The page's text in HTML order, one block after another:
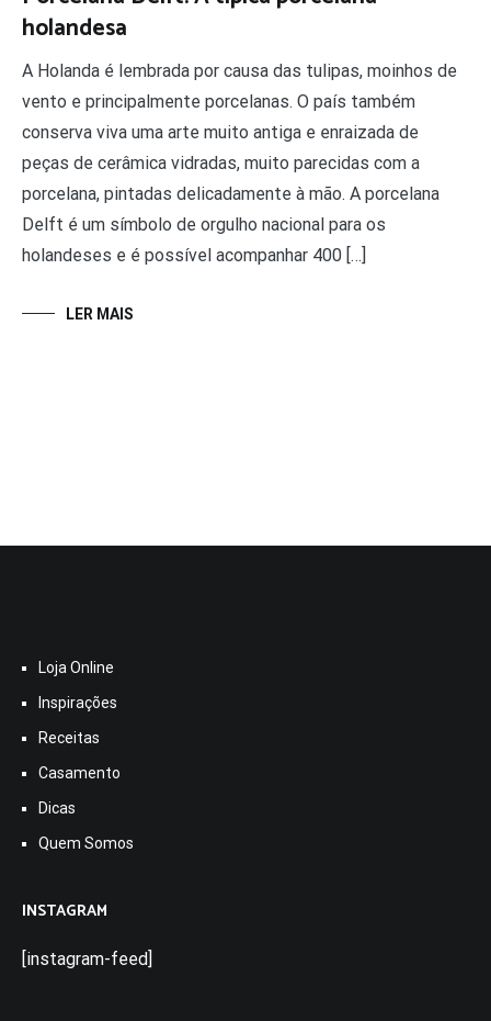
holandesa
A Holanda é lembrada por causa das tulipas, moinhos de
vento e principalmente porcelanas. O país também
conserva viva uma arte muito antiga e enraizada de
peças de cerâmica vidradas, muito parecidas com a
porcelana, pintadas delicadamente à mão. A porcelana
Delft é um símbolo de orgulho nacional para os
holandeses e é possível acompanhar 400 […]
LER MAIS
Loja Online
Inspirações
Receitas
Casamento
Dicas
Quem Somos
INSTAGRAM
[instagram-feed]